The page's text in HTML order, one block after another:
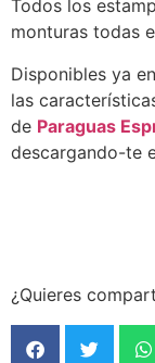
Todos los
monturas todas
Disponibles ya
las
de Paraguas
descargando-te
¿Quieres